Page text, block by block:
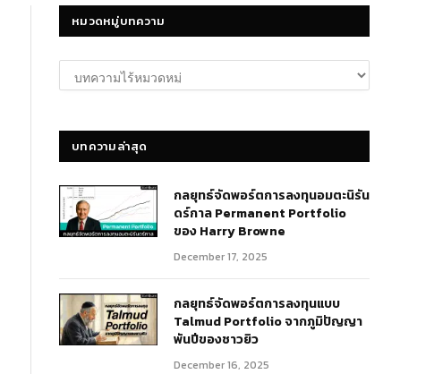
หมวดหมู่บทความ
หมู่
บทความล่าสุด
กลยุทธ์​จัดพอร์ตการลงทุนอมตะนิรัน
ดร์กาล Permanent Portfolio
ของ Harry Browne
December 17, 2025
กลยุทธ์จัดพอร์ตการลงทุนแบบ
Talmud Portfolio จากภูมิปัญญา
พันปีของชาวยิว
December 16, 2025